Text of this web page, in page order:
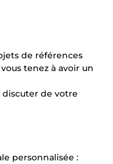
de références
tenez à avoir un
discuter de votre
personnalisée :